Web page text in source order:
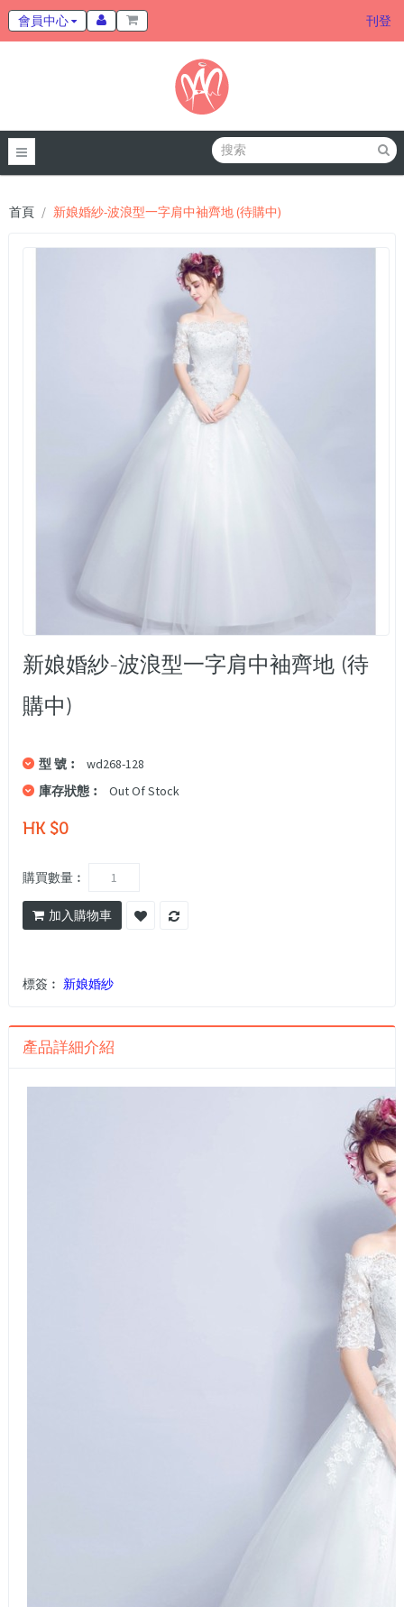
會員中心 刊登
首頁 新娘婚紗-波浪型一字肩中袖齊地 (待購中)
新娘婚紗-波浪型一字肩中袖齊地 (待
購中)
型 號︰
wd268-128
庫存狀態︰
Out Of Stock
HK $0
購買數量︰
加入購物車
標簽︰ 新娘婚紗
產品詳細介紹